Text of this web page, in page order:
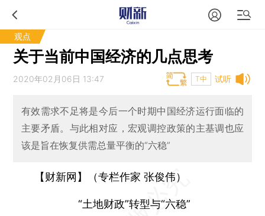
观点
关于当前中国经济的几点思考
试听
2020年02月06日 13:47 T中
有效需求不足将是今后一个时期中国经济运行面临的
主要矛盾。与此相对应，宏观调控政策的主基调也应
该是旨在恢复供需总量平衡的“六稳”
【财新网】（专栏作家 张俊伟）
“土地财政”转型与“六稳”